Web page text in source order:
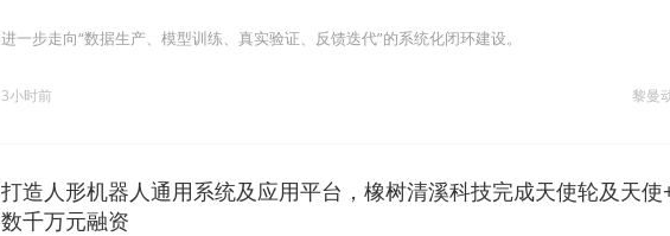
进一步走向“数据生产、模型训练、真实验证、反馈迭代”的系统化闭环建设。
黎曼
3小时前
打造人形机器人通用系统及应用平台，橡树清溪科技完成天使轮及天使
数千万元融资